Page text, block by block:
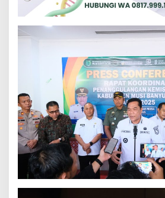
i
k
a
n
D
i
g
t
P
a
d
a
T